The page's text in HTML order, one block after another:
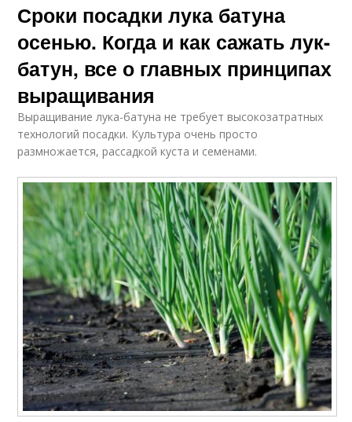
Сроки посадки лука батуна
осенью. Когда и как сажать лук-
батун, все о главных принципах
выращивания
Выращивание лука-батуна не требует высокозатратных
технологий посадки. Культура очень просто
размножается, рассадкой куста и семенами.